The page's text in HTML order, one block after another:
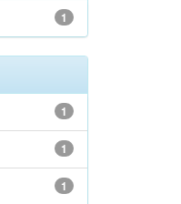
1
1
1
1